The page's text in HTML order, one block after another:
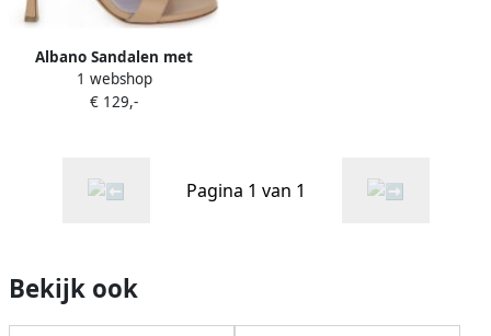
Albano Sandalen met
hakken FASHION BEIGE
1 webshop
€ 129,-
Pagina 1 van 1
Bekijk ook